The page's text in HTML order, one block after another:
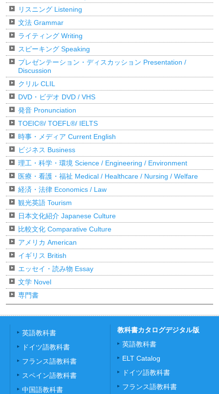
リスニング Listening
文法 Grammar
ライティング Writing
スピーキング Speaking
プレゼンテーション・ディスカッション Presentation /
Discussion
クリル CLIL
DVD・ビデオ DVD / VHS
発音 Pronunciation
TOEIC®/ TOEFL®/ IELTS
時事・メディア Current English
ビジネス Business
理工・科学・環境 Science / Engineering / Environment
医療・看護・福祉 Medical / Healthcare / Nursing / Welfare
経済・法律 Economics / Law
観光英語 Tourism
日本文化紹介 Japanese Culture
比較文化 Comparative Culture
アメリカ American
イギリス British
エッセイ・読み物 Essay
文学 Novel
専門書
英語教科書
ドイツ語教科書
フランス語教科書
スペイン語教科書
中国語教科書
教科書カタログデジタル版
英語教科書
ELT Catalog
ドイツ語教科書
フランス語教科書